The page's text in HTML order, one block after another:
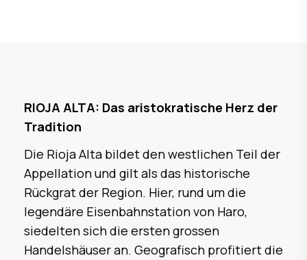
RIOJA ALTA: Das aristokratische Herz der
Tradition
Die Rioja Alta bildet den westlichen Teil der
Appellation und gilt als das historische
Rückgrat der Region. Hier, rund um die
legendäre Eisenbahnstation von Haro,
siedelten sich die ersten grossen
Handelshäuser an. Geografisch profitiert die